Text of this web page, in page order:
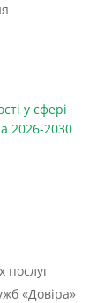
у сфері
2026-2030
послуг
«Довіра»